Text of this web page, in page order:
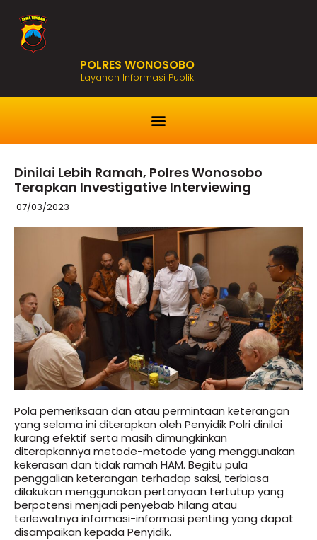
POLRES WONOSOBO
Layanan Informasi Publik
Dinilai Lebih Ramah, Polres Wonosobo
Terapkan Investigative Interviewing
07/03/2023
Pola pemeriksaan dan atau permintaan keterangan
yang selama ini diterapkan oleh Penyidik Polri dinilai
kurang efektif serta masih dimungkinkan
diterapkannya metode-metode yang menggunakan
kekerasan dan tidak ramah HAM. Begitu pula
penggalian keterangan terhadap saksi, terbiasa
dilakukan menggunakan pertanyaan tertutup yang
berpotensi menjadi penyebab hilang atau
terlewatnya informasi-informasi penting yang dapat
disampaikan kepada Penyidik.